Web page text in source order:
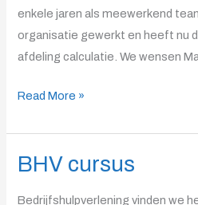
enkele jaren als meewerkend
organisatie gewerkt en heeft nu
afdeling calculatie. We wensen
Read More »
BHV cursus
Bedrijfshulpverlening vinden we
BHV